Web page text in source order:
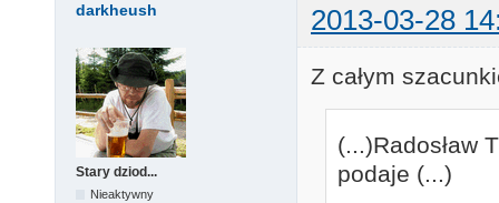
darkheush 2013-03-28
Stary dziod...
Nieaktywny
Z całym
(...)Radosław
podaje (...)